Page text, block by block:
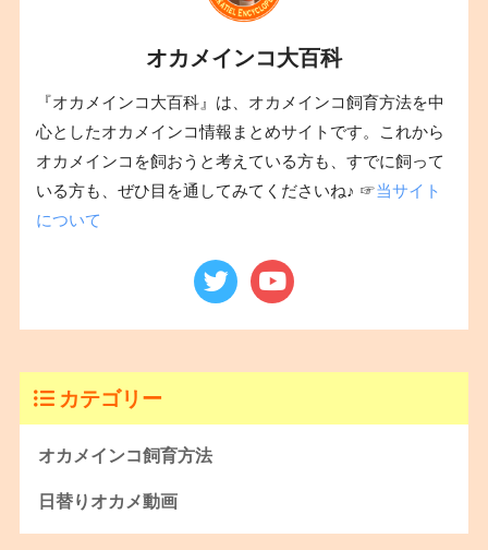
オカメインコ大百科
『オカメインコ大百科』は、オカメインコ飼育方法を中
心としたオカメインコ情報まとめサイトです。これから
オカメインコを飼おうと考えている方も、すでに飼って
いる方も、ぜひ目を通してみてくださいね♪ ☞当サイト
について
カテゴリー
オカメインコ飼育方法
日替りオカメ動画